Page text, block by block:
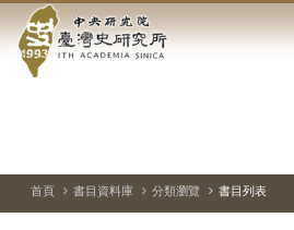
到中
央
院-
首頁 書目資料庫 分類瀏覽 書目列表